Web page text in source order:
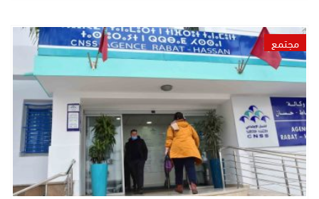
مجتمع